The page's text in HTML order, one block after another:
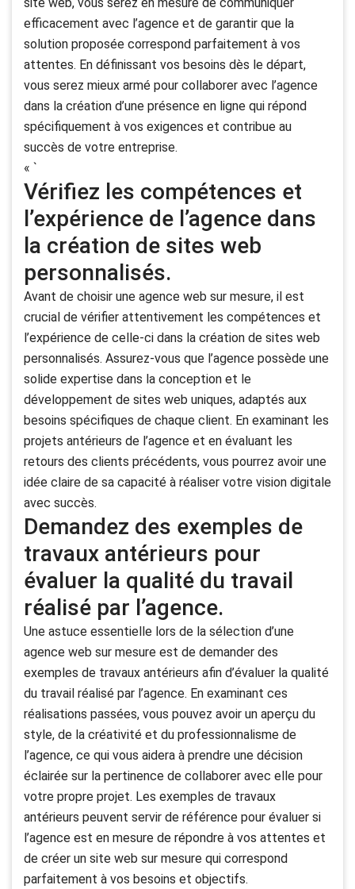
efficacement avec l’agence et de garantir que la
solution proposée correspond parfaitement à vos
attentes. En définissant vos besoins dès le départ,
vous serez mieux armé pour collaborer avec l’agence
dans la création d’une présence en ligne qui répond
spécifiquement à vos exigences et contribue au
succès de votre entreprise.
« `
Vérifiez les compétences et
l’expérience de l’agence dans
la création de sites web
personnalisés.
Avant de choisir une agence web sur mesure, il est
crucial de vérifier attentivement les compétences et
l’expérience de celle-ci dans la création de sites web
personnalisés. Assurez-vous que l’agence possède une
solide expertise dans la conception et le
développement de sites web uniques, adaptés aux
besoins spécifiques de chaque client. En examinant les
projets antérieurs de l’agence et en évaluant les
retours des clients précédents, vous pourrez avoir une
idée claire de sa capacité à réaliser votre vision digitale
avec succès.
Demandez des exemples de
travaux antérieurs pour
évaluer la qualité du travail
réalisé par l’agence.
Une astuce essentielle lors de la sélection d’une
agence web sur mesure est de demander des
exemples de travaux antérieurs afin d’évaluer la qualité
du travail réalisé par l’agence. En examinant ces
réalisations passées, vous pouvez avoir un aperçu du
style, de la créativité et du professionnalisme de
l’agence, ce qui vous aidera à prendre une décision
éclairée sur la pertinence de collaborer avec elle pour
votre propre projet. Les exemples de travaux
antérieurs peuvent servir de référence pour évaluer si
l’agence est en mesure de répondre à vos attentes et
de créer un site web sur mesure qui correspond
parfaitement à vos besoins et objectifs.